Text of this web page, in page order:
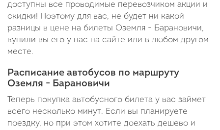
доступны все проводимые перевозчиком акции и
скидки! Поэтому для вас, не будет ни какой
разницы в цене на билеты Оземля - Барановичи,
купили вы его у нас на сайте или в любом другом
месте.
Расписание автобусов по маршруту
Оземля - Барановичи
Теперь покупка автобусного билета у вас займет
всего несколько минут. Если вы планируете
поездку, но при этом хотите доехать дешево и